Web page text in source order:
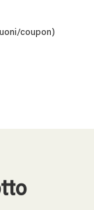
coupon)